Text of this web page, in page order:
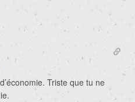
Triste que tu ne